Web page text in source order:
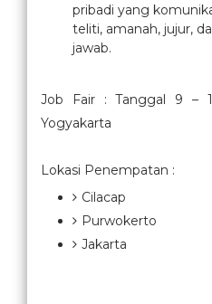
pribadi yang
teliti, amanah, jujur,
jawab.
Job Fair : Tanggal 9 –
Yogyakarta
Lokasi Penempatan :
Cilacap
Purwokerto
Jakarta